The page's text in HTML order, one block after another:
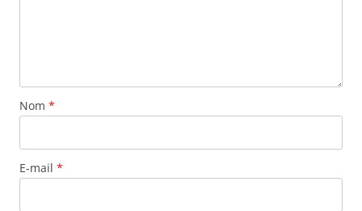
Nom *
E-mail *